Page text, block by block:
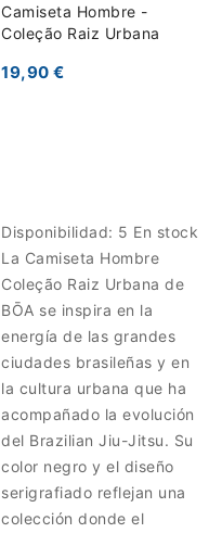
Camiseta Hombre -
Coleção Raiz Urbana
19,90 €
Disponibilidad: 5 En stock
La Camiseta Hombre
Coleção Raiz Urbana de
BŌA se inspira en la
energía de las grandes
ciudades brasileñas y en
la cultura urbana que ha
acompañado la evolución
del Brazilian Jiu-Jitsu. Su
color negro y el diseño
serigrafiado reflejan una
colección donde el